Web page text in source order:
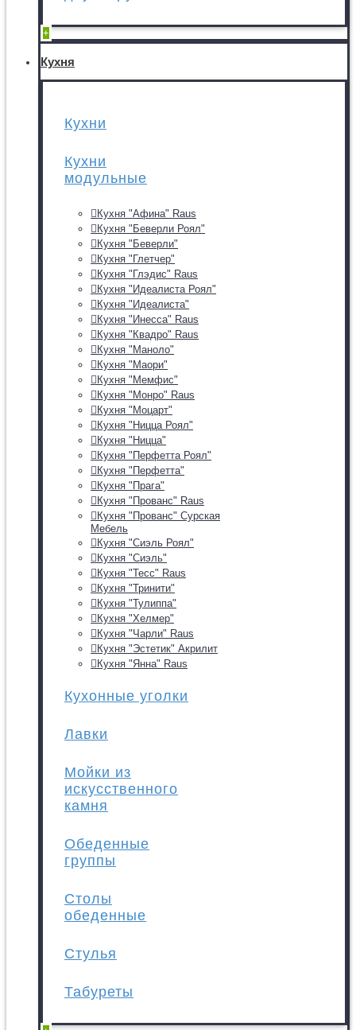
+
Кухня
Кухни
Кухни
модульные
Кухня "Афина" Raus
Кухня "Беверли Роял"
Кухня "Беверли"
Кухня "Глетчер"
Кухня "Глэдис" Raus
Кухня "Идеалиста Роял"
Кухня "Идеалиста"
Кухня "Инесса" Raus
Кухня "Квадро" Raus
Кухня "Маноло"
Кухня "Маори"
Кухня "Мемфис"
Кухня "Монро" Raus
Кухня "Моцарт"
Кухня "Ницца Роял"
Кухня "Ницца"
Кухня "Перфетта Роял"
Кухня "Перфетта"
Кухня "Прага"
Кухня "Прованс" Raus
Кухня "Прованс" Сурская
Мебель
Кухня "Сиэль Роял"
Кухня "Сиэль"
Кухня "Тесс" Raus
Кухня "Тринити"
Кухня "Тулиппа"
Кухня "Хелмер"
Кухня "Чарли" Raus
Кухня "Эстетик" Акрилит
Кухня "Янна" Raus
Кухонные уголки
Лавки
Мойки из
искусственного
камня
Обеденные
группы
Столы
обеденные
Стулья
Табуреты